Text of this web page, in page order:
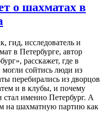
о шахматах в
гид, исследователь и
в Петербурге, автор
расскажет, где в
могли сойтись люди из
перебирались из дворцов
и в клубы, и почему
именно Петербург. А
на шахматную партию как